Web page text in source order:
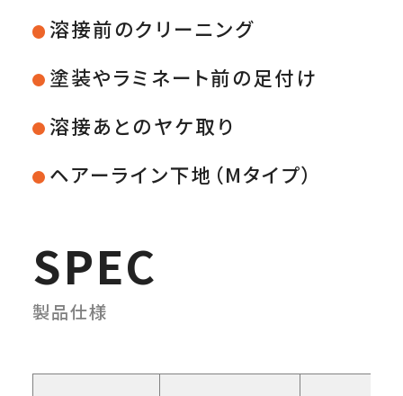
溶接前のクリーニング
塗装やラミネート前の足付け
溶接あとのヤケ取り
ヘアーライン下地（Mタイプ）
SPEC
製品仕様